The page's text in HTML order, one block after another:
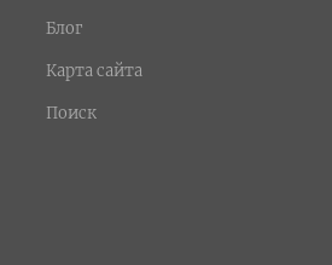
Блог
Карта сайта
Поиск